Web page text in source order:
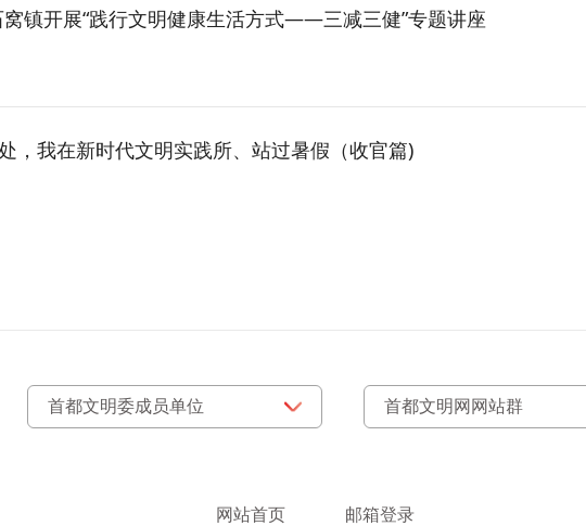
窝镇开展“践行文明健康生活方式——三减三健”专题讲座
，我在新时代文明实践所、站过暑假（收官篇)
网站首页 邮箱登录